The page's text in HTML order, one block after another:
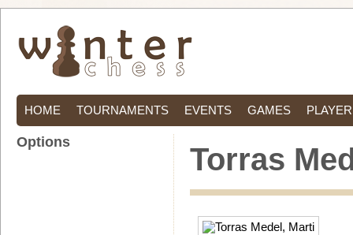
HOME TOURNAMENTS EVENTS GAMES
Torras
Options